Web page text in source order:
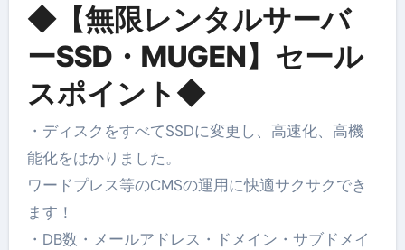
◆【無限レンタルサーバ
ーSSD・MUGEN】セール
スポイント◆
・ディスクをすべてSSDに変更し、高速化、高機
能化をはかりました。
ワードプレス等のCMSの運用に快適サクサクでき
ます！
・DB数・メールアドレス・ドメイン・サブドメイ